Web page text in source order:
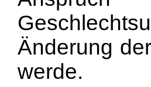
Änderung
werde.